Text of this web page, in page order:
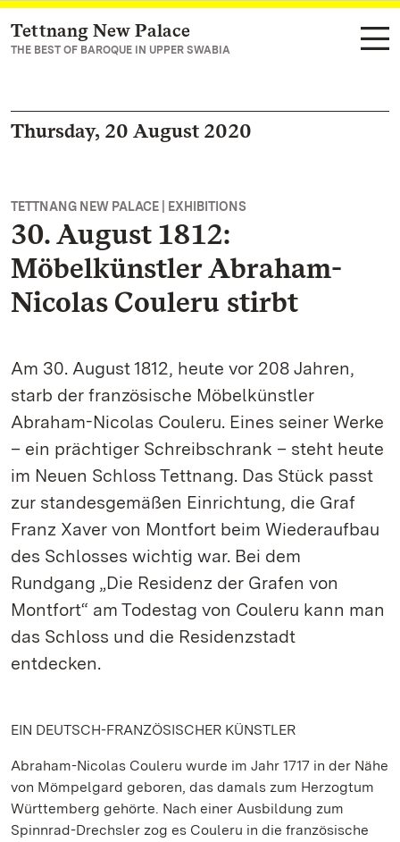
Navigate to main page
Tettnang New Palace
THE BEST OF BAROQUE IN UPPER SWABIA
Thursday, 20 August 2020
TETTNANG NEW PALACE | EXHIBITIONS
30. August 1812:
Möbelkünstler Abraham-
Nicolas Couleru stirbt
Am 30. August 1812, heute vor 208 Jahren,
starb der französische Möbelkünstler
Abraham-Nicolas Couleru. Eines seiner Werke
– ein prächtiger Schreibschrank – steht heute
im Neuen Schloss Tettnang. Das Stück passt
zur standesgemäßen Einrichtung, die Graf
Franz Xaver von Montfort beim Wiederaufbau
des Schlosses wichtig war. Bei dem
Rundgang „Die Residenz der Grafen von
Montfort“ am Todestag von Couleru kann man
das Schloss und die Residenzstadt
entdecken.
EIN DEUTSCH-FRANZÖSISCHER KÜNSTLER
Abraham-Nicolas Couleru wurde im Jahr 1717 in der Nähe
von Mömpelgard geboren, das damals zum Herzogtum
Württemberg gehörte. Nach einer Ausbildung zum
Spinnrad-Drechsler zog es Couleru in die französische